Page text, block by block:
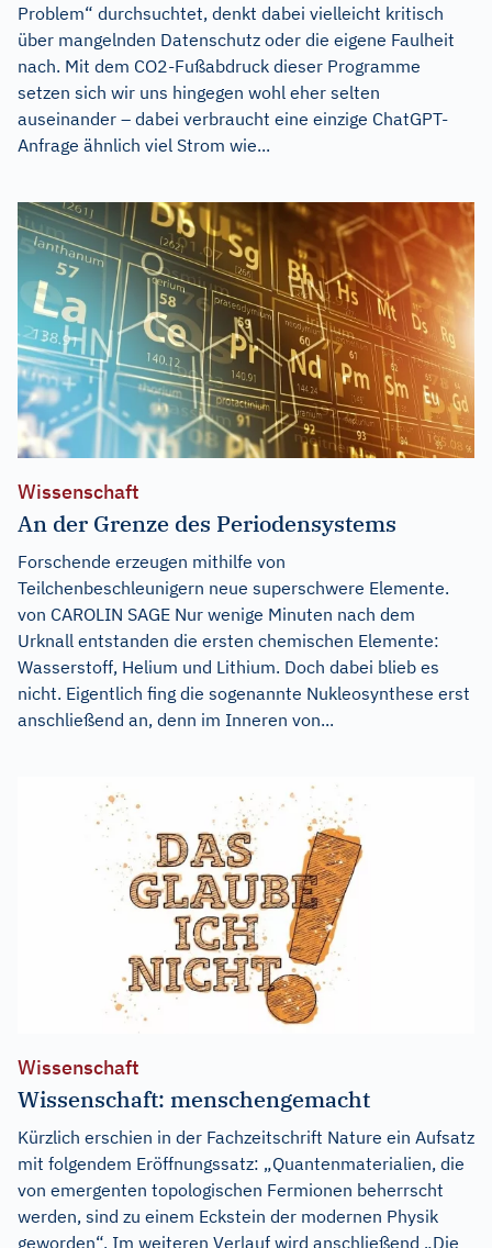
Problem“ durchsuchtet, denkt dabei vielleicht kritisch
über mangelnden Datenschutz oder die eigene Faulheit
nach. Mit dem CO2-Fußabdruck dieser Programme
setzen sich wir uns hingegen wohl eher selten
auseinander – dabei verbraucht eine einzige ChatGPT-
Anfrage ähnlich viel Strom wie...
Wissenschaft
An der Grenze des Periodensystems
Forschende erzeugen mithilfe von
Teilchenbeschleunigern neue superschwere Elemente.
von CAROLIN SAGE Nur wenige Minuten nach dem
Urknall entstanden die ersten chemischen Elemente:
Wasserstoff, Helium und Lithium. Doch dabei blieb es
nicht. Eigentlich fing die sogenannte Nukleosynthese erst
anschließend an, denn im Inneren von...
Wissenschaft
Wissenschaft: menschengemacht
Kürzlich erschien in der Fachzeitschrift Nature ein Aufsatz
mit folgendem Eröffnungssatz: „Quantenmaterialien, die
von emergenten topologischen Fermionen beherrscht
werden, sind zu einem Eckstein der modernen Physik
geworden“. Im weiteren Verlauf wird anschließend „Die